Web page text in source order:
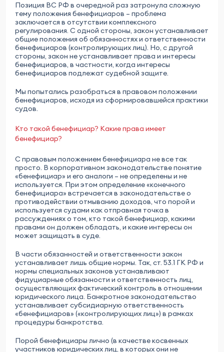
Позиция ВС РФ в очередной раз затронула сложную
тему положения бенефициаров – проблема
заключается в отсутствии комплексного
регулирования. С одной стороны, закон устанавливает
общие положения об обязанностях и ответственности
бенефициаров (контролирующих лиц). Но, с другой
стороны, закон не устанавливает права и интересы
бенефициаров, в частности, когда интересы
бенефициаров подлежат судебной защите.
Мы попытались разобраться в правовом положении
бенефициаров, исходя из сформировавшейся практики
судов.
Кто такой бенефициар? Какие права имеет
бенефициар?
С правовым положением бенефициара не все так
просто. В корпоративном законодательстве понятие
«бенефициар» и его аналоги – не определены и не
используется. При этом определение «конечного
бенефициара» встречается в законодательстве о
противодействии отмыванию доходов, что порой и
используется судами как отправная точка в
рассуждениях о том, кто такой бенефициар, какими
правами он должен обладать, и какие интересы он
может защищать в суде.
В части обязанностей и ответственности закон
устанавливает лишь общие нормы. Так, ст. 53.1 ГК РФ и
нормы специальных законов устанавливают
фидуциарные обязанности и ответственность лиц,
осуществляющих фактический контроль в отношении
юридического лица. Банкротное законодательство
устанавливает субсидиарную ответственность
«бенефициаров» («контролирующих лиц») в рамках
процедуры банкротства.
Порой бенефициары лично (в качестве косвенных
участников юридических лиц, в которых они не